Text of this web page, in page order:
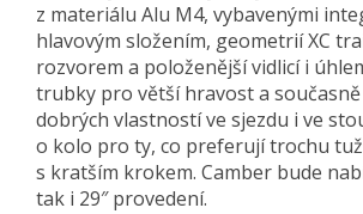
z materiálu Alu M4, vybavenými
hlavovým složením, geometrií XC
rozvorem a položenější vidlicí i
trubky pro větší hravost a
dobrých vlastností ve sjezdu i ve
o kolo pro ty, co preferují trochu
s kratším krokem. Camber bude
tak i 29″ provedení.